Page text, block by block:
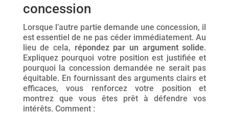
concession
Lorsque l’autre partie demande une concession, il
est essentiel de ne pas céder immédiatement. Au
lieu de cela, répondez par un argument solide.
Expliquez pourquoi votre position est justifiée et
pourquoi la concession demandée ne serait pas
équitable. En fournissant des arguments clairs et
efficaces, vous renforcez votre position et
montrez que vous êtes prêt à défendre vos
intérêts. Comment :